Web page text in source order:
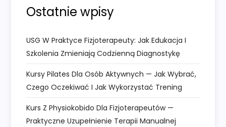
w
p
i
s
u
Ostatnie wpisy
USG W Praktyce Fizjoterapeuty: Jak Edukacja I
Szkolenia Zmieniają Codzienną Diagnostykę
Kursy Pilates Dla Osób Aktywnych — Jak Wybrać,
Czego Oczekiwać I Jak Wykorzystać Trening
Kurs Z Physiokobido Dla Fizjoterapeutów —
Praktyczne Uzupełnienie Terapii Manualnej